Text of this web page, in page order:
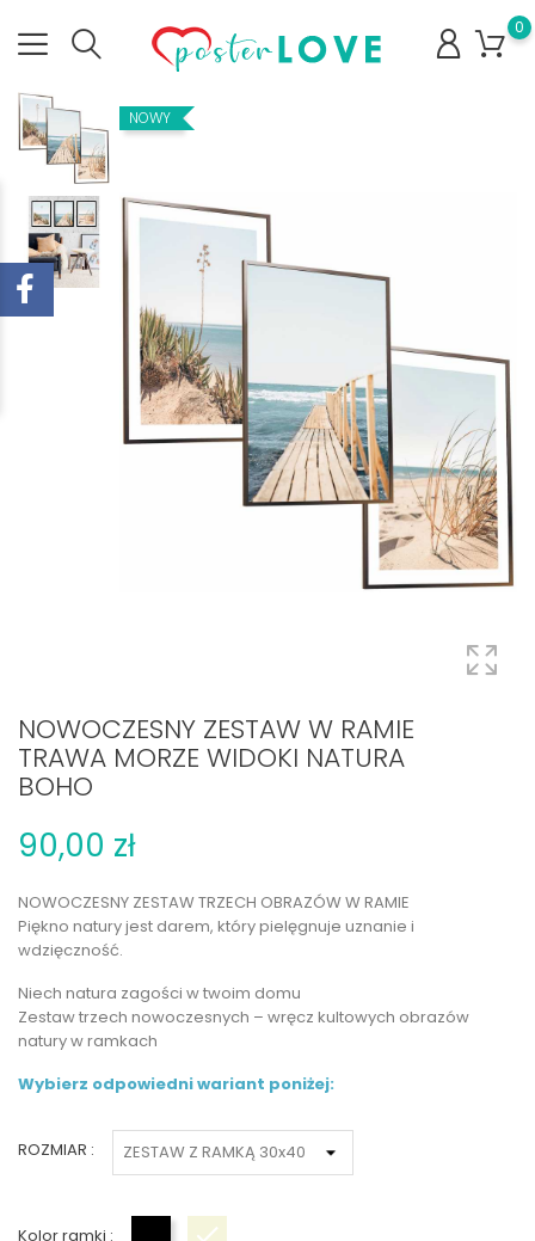
0
NOWY
NOWOCZESNY ZESTAW W RAMIE
TRAWA MORZE WIDOKI NATURA
BOHO
90,00 zł
NOWOCZESNY ZESTAW TRZECH OBRAZÓW W RAMIE
Piękno natury jest darem, który pielęgnuje uznanie i
wdzięczność.
Niech natura zagości w twoim domu
Zestaw trzech nowoczesnych – wręcz kultowych obrazów
natury w ramkach
Wybierz odpowiedni wariant poniżej:
ROZMIAR :
Kolor ramki :